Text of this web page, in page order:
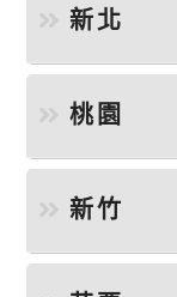
新北
桃園
新竹